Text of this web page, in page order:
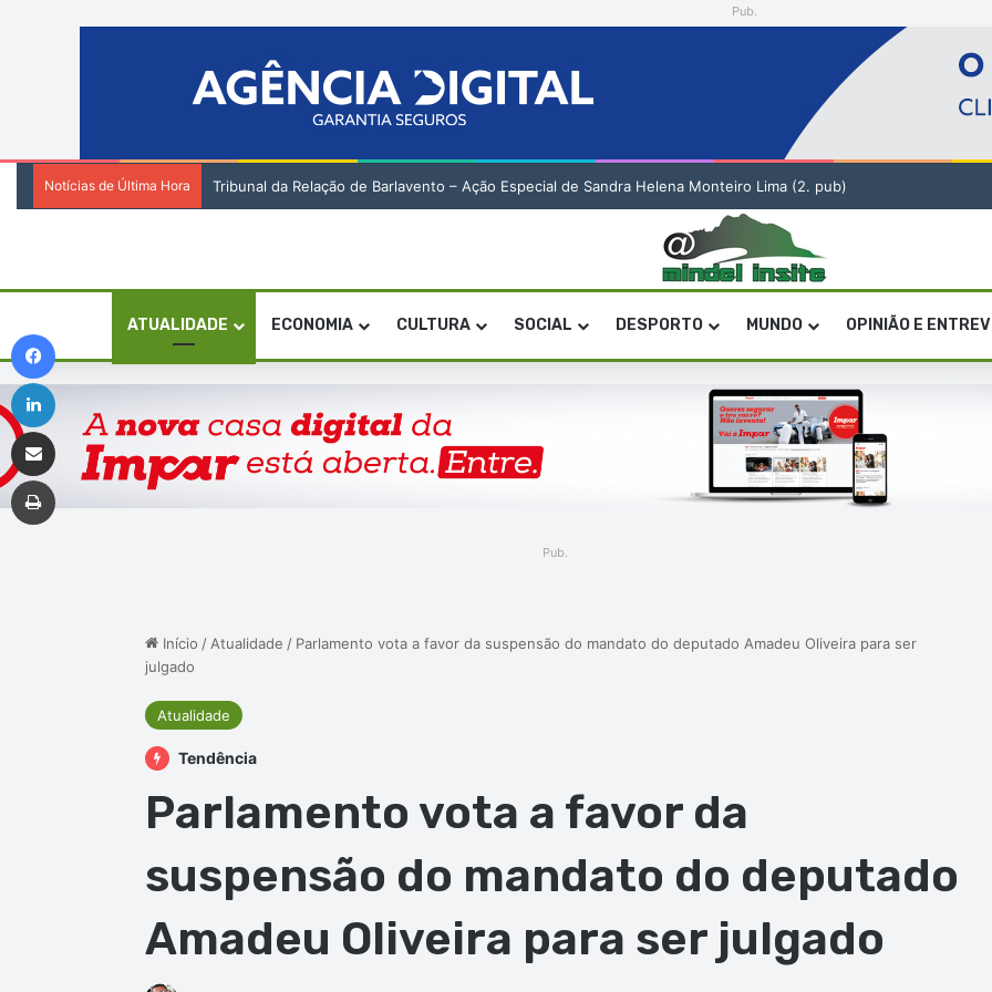
Pub.
Notícias de Última Hora Tribunal da Relação de Barlavento – Ação Especial de Sandra Helena Monteiro Lima (2. pub)
ATUALIDADE ECONOMIA CULTURA SOCIAL DESPORTO MUNDO OPINIÃO E
Pub.
Início / Atualidade / Parlamento vota a favor da suspensão do mandato do deputado Amadeu Oliveira para ser
julgado
Atualidade
Tendência
Parlamento vota a favor da
suspensão do mandato do deputado
Amadeu Oliveira para ser julgado
Linkedin
Imprimir